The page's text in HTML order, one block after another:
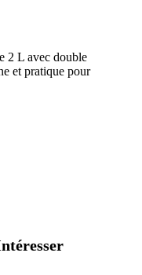
2 L avec double
et pratique pour